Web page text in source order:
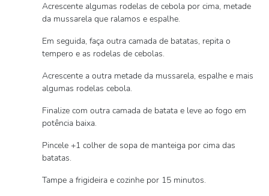
Acrescente algumas rodelas de cebola por cima, metade
da mussarela que ralamos e espalhe.
Em seguida, faça outra camada de batatas, repita o
tempero e as rodelas de cebolas.
Acrescente a outra metade da mussarela, espalhe e mais
algumas rodelas cebola.
Finalize com outra camada de batata e leve ao fogo em
potência baixa.
Pincele +1 colher de sopa de manteiga por cima das
batatas.
Tampe a frigideira e cozinhe por 15 minutos.